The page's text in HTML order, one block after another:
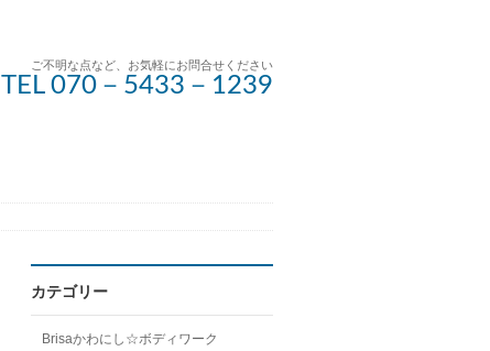
ご不明な点など、お気軽にお問合せください
TEL 070－5433－1239
カテゴリー
Brisaかわにし☆ボディワーク